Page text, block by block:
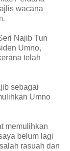
wacana
Najib Tun
Umno,
telah
sebagai
Umno
memulihkan
belum lagi
rasuah dan